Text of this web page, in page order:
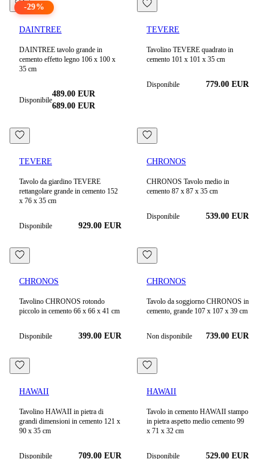
-29%
DAINTREE
DAINTREE tavolo grande in
cemento effetto legno 106 x 100 x
35 cm
Disponibile
489.00 EUR
689.00 EUR
TEVERE
Tavolino TEVERE quadrato in
cemento 101 x 101 x 35 cm
Disponibile 779.00 EUR
TEVERE
Tavolo da giardino TEVERE
rettangolare grande in cemento 152
x 76 x 35 cm
Disponibile 929.00 EUR
CHRONOS
CHRONOS Tavolo medio in
cemento 87 x 87 x 35 cm
Disponibile 539.00 EUR
CHRONOS
Tavolino CHRONOS rotondo
piccolo in cemento 66 x 66 x 41 cm
Disponibile 399.00 EUR
CHRONOS
Tavolo da soggiorno CHRONOS in
cemento, grande 107 x 107 x 39 cm
Non disponibile 739.00 EUR
HAWAII
Tavolino HAWAII in pietra di
grandi dimensioni in cemento 121 x
90 x 35 cm
Disponibile 709.00 EUR
HAWAII
Tavolo in cemento HAWAII stampo
in pietra aspetto medio cemento 99
x 71 x 32 cm
Disponibile 529.00 EUR